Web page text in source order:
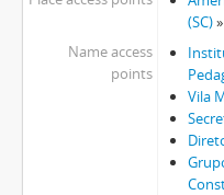
(SC)»
Name access
points
Vila